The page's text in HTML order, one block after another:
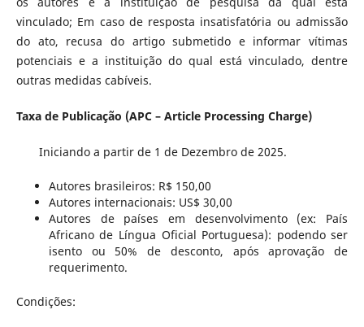
vinculado; Em caso de resposta insatisfatória ou admissão
do ato, recusa do artigo submetido e informar vítimas
potenciais e a instituição do qual está vinculado, dentre
outras medidas cabíveis.
Taxa de Publicação (APC – Article Processing Charge)
Iniciando a partir de 1 de Dezembro de 2025.
Autores brasileiros: R$ 150,00
Autores internacionais: US$ 30,00
Autores de países em desenvolvimento (ex: País
Africano de Língua Oficial Portuguesa): podendo ser
isento ou 50% de desconto, após aprovação de
requerimento.
Condições: